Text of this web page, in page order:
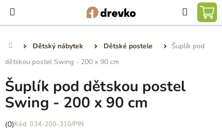
obsah
Hledat
Dětský nábytek Dětské postele
Šuplík pod
dětskou postel Swing - 200 x 90 cm
Šuplík pod dětskou postel
Swing - 200 x 90 cm
Průměrné
(0) 034-200-310/PIN